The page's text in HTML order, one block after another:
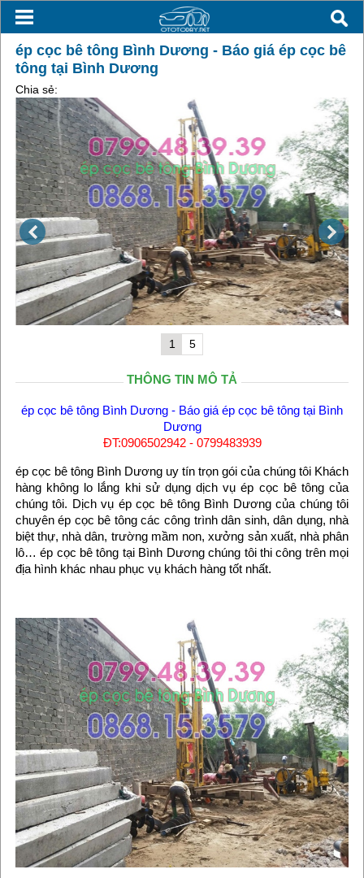
ép cọc bê tông Bình Dương - Báo giá ép cọc bê
tông tại Bình Dương
Chia sẻ:
1 5
THÔNG TIN MÔ TẢ
ép cọc bê tông Bình Dương - Báo giá ép cọc bê tông tại Bình
Dương
ĐT:0906502942 - 0799483939
ép cọc bê tông Bình Dương uy tín trọn gói của chúng tôi Khách
hàng không lo lắng khi sử dụng dịch vụ ép cọc bê tông của
chúng tôi. Dịch vụ ép cọc bê tông Bình Dương của chúng tôi
chuyên ép cọc bê tông các công trình dân sinh, dân dụng, nhà
biệt thự, nhà dân, trường mầm non, xưởng sản xuất, nhà phân
lô… ép cọc bê tông tại Bình Dương chúng tôi thi công trên mọi
địa hình khác nhau phục vụ khách hàng tốt nhất.